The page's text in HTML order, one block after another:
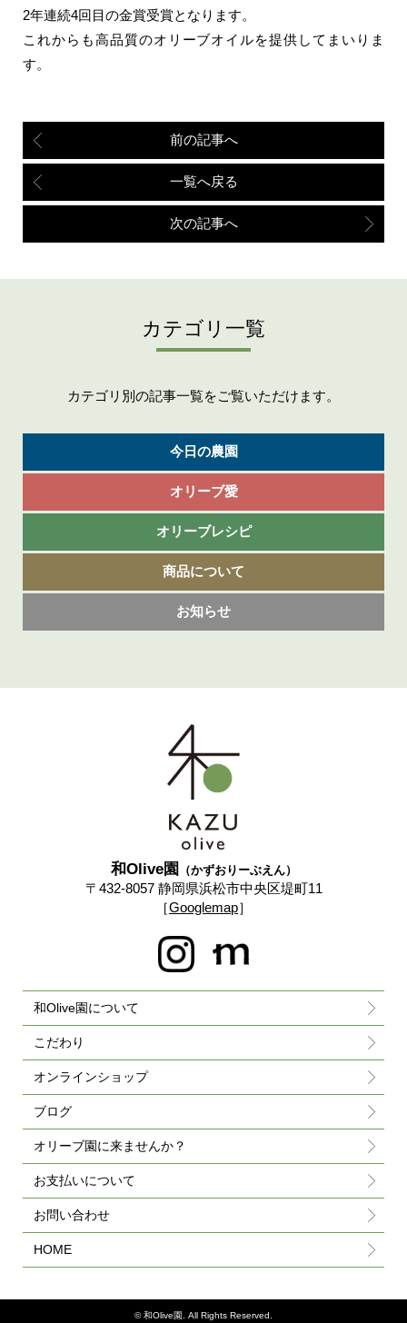
2年連続4回目の金賞受賞となります。
これからも高品質のオリーブオイルを提供してまいりま
す。
前の記事へ
一覧へ戻る
次の記事へ
カテゴリ一覧
カテゴリ別の記事一覧をご覧いただけます。
今日の農園
オリーブ愛
オリーブレシピ
商品について
お知らせ
和Olive園 （かずおりーぶえん）
〒432-8057 静岡県浜松市中央区堤町11
［Googlemap］
和Olive園について
こだわり
オンラインショップ
ブログ
オリーブ園に来ませんか？
お支払いについて
お問い合わせ
HOME
©和Olive園. All Rights Reserved.